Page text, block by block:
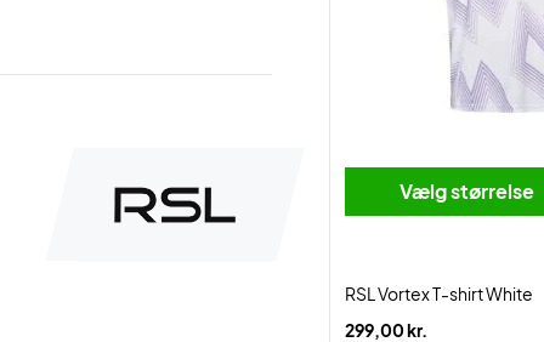
Vælg størrelse
RSL Vortex T-shirt White
299,00 kr.